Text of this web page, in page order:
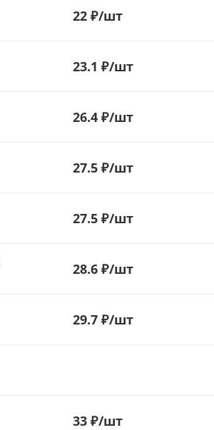
22 ₽/шт
23.1 ₽/шт
26.4 ₽/шт
27.5 ₽/шт
27.5 ₽/шт
28.6 ₽/шт
29.7 ₽/шт
33 ₽/шт